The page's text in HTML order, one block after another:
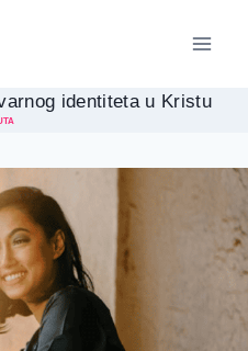
identiteta u Kristu